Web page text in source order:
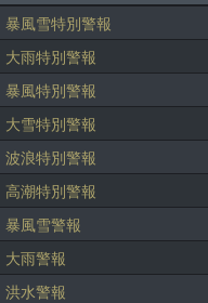
暴風雪特別警報
大雨特別警報
暴風特別警報
大雪特別警報
波浪特別警報
高潮特別警報
暴風雪警報
大雨警報
洪水警報